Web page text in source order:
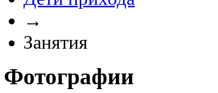
→
Занятия
Фотографии